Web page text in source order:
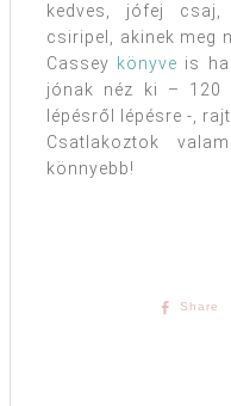
kedves, jófej csaj,
csiripel, akinek meg
Cassey könyve is
jónak néz ki – 120
lépésről lépésre -,
Csatlakoztok
könnyebb!
Share